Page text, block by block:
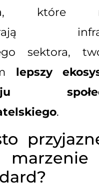
które
sektora,
lepszy
.